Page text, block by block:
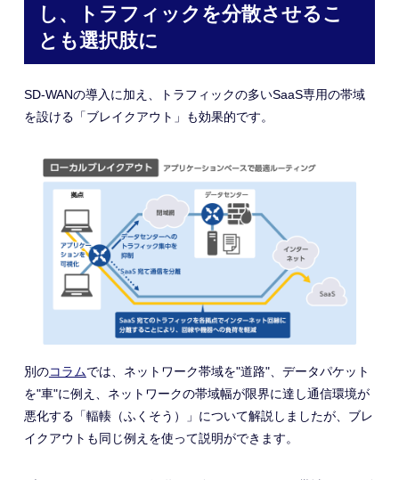
し、トラフィックを分散させるこ
とも選択肢に
SD-WANの導入に加え、トラフィックの多いSaaS専用の帯域
を設ける「ブレイクアウト」も効果的です。
別のコラムでは、ネットワーク帯域を"道路"、データパケット
を"車"に例え、ネットワークの帯域幅が限界に達し通信環境が
悪化する「輻輳（ふくそう）」について解説しましたが、ブレ
イクアウトも同じ例えを使って説明ができます。